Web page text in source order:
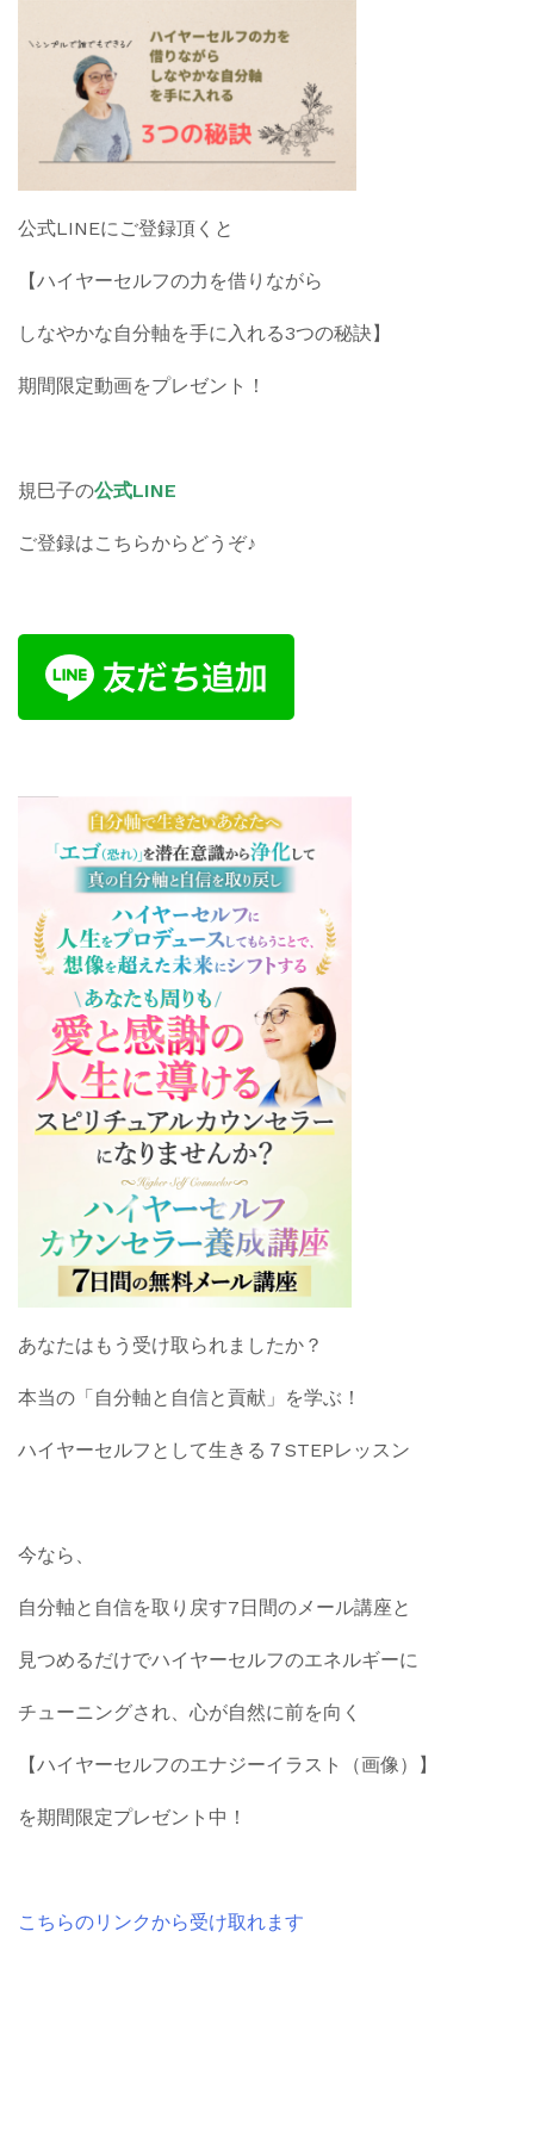
公式LINEにご登録頂くと
【ハイヤーセルフの力を借りながら
しなやかな自分軸を手に入れる3つの秘訣】
期間限定動画をプレゼント！
規巳子の公式LINE
ご登録はこちらからどうぞ♪
あなたはもう受け取られましたか？
本当の「自分軸と自信と貢献」を学ぶ！
ハイヤーセルフとして生きる７STEPレッスン
今なら、
自分軸と自信を取り戻す7日間のメール講座と
見つめるだけでハイヤーセルフのエネルギーに
チューニングされ、心が自然に前を向く
【ハイヤーセルフのエナジーイラスト（画像）】
を期間限定プレゼント中！
こちらのリンクから受け取れます